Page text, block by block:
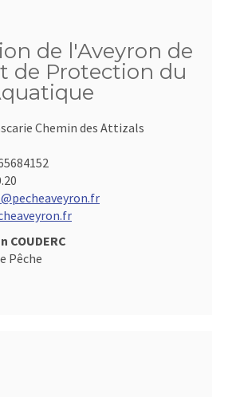
de l'Aveyron de
de Protection du
Chemin des Attizals
COUDERC
Pêche